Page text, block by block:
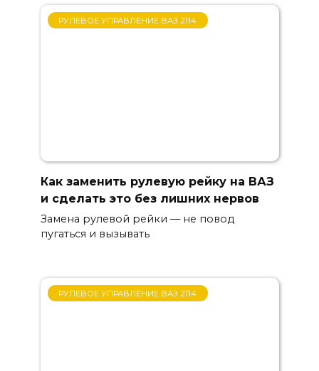
РУЛЕВОЕ УПРАВЛЕНИЕ ВАЗ 2114
Как заменить рулевую рейку на ВАЗ
и сделать это без лишних нервов
Замена рулевой рейки — не повод
пугаться и вызывать
РУЛЕВОЕ УПРАВЛЕНИЕ ВАЗ 2114